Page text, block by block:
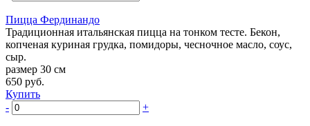
Пицца Фердинандо
Традиционная итальянская пицца на тонком тесте. Бекон,
копченая куриная грудка, помидоры, чесночное масло, соус,
сыр.
размер 30 см
650 руб.
Купить
-
+